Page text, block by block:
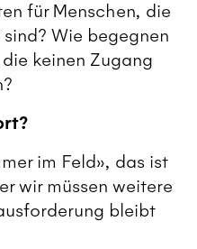
für Menschen, die
Wie begegnen
keinen Zugang
im Feld», das ist
wir müssen weitere
bleibt